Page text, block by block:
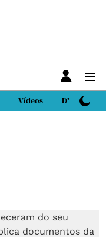
Vídeos DN Sport